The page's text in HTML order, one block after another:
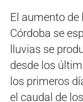
El aumento
Córdoba se
lluvias se
desde los
los primeros
el caudal de